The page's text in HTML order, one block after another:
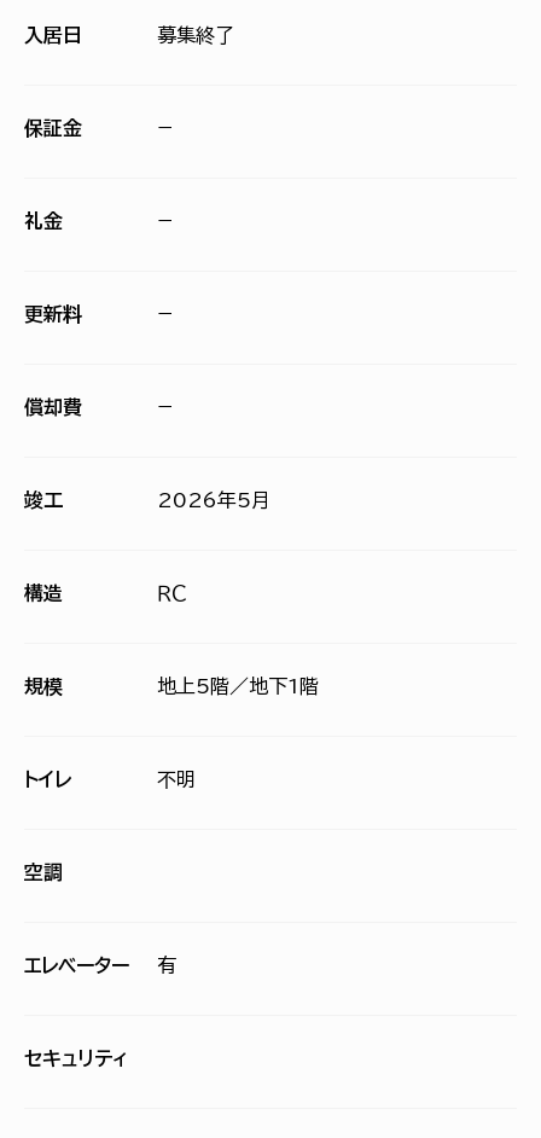
入居日 募集終了
保証金 −
礼金 −
更新料 −
償却費 −
竣工 2026年5月
構造 ＲＣ
規模 地上5階／地下1階
トイレ 不明
空調
エレベーター 有
セキュリティ